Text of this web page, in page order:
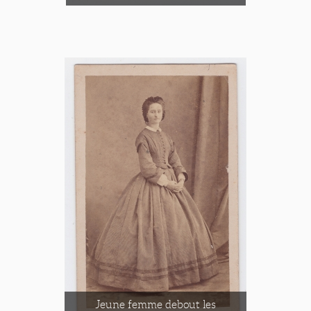
Jeune femme debout les